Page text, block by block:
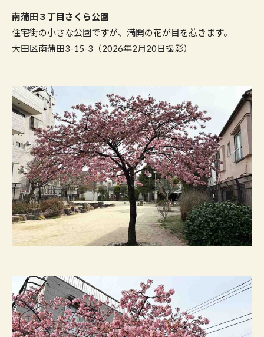
南蒲田３丁目さくら公園
住宅街の小さな公園ですが、満開の花が目を惹きます。
大田区南蒲田3-15-3（2026年2月20日撮影）